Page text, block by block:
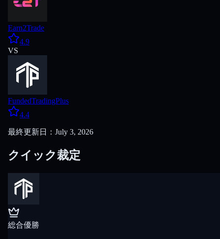
Earn2Trade
4.9
VS
FundedTradingPlus
4.4
最終更新日：July 3, 2026
クイック裁定
総合優勝